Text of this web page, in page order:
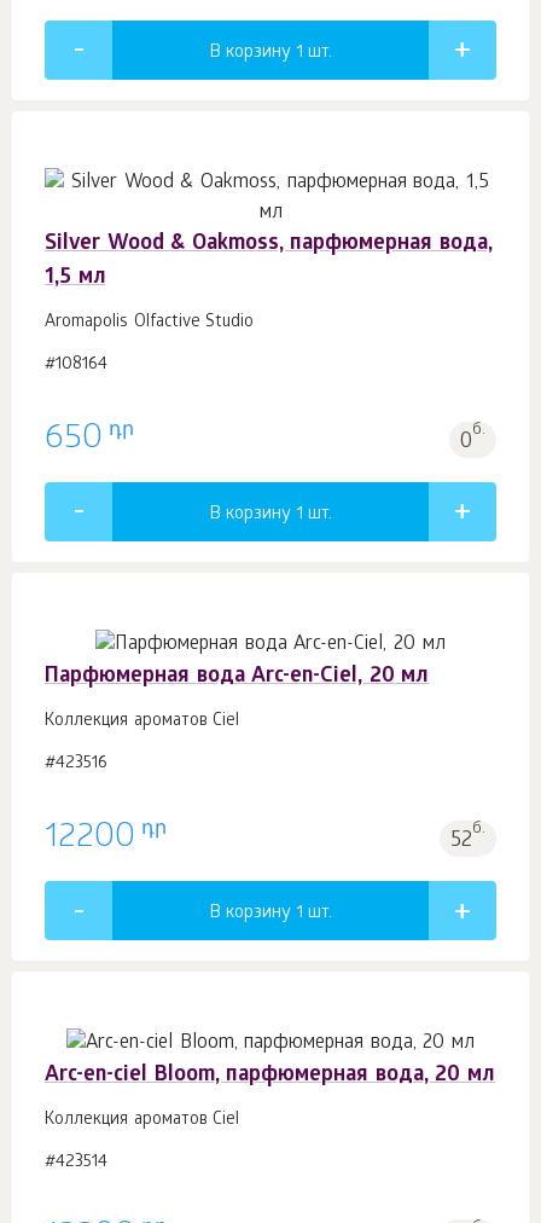
В корзину 1 шт.
Silver Wood & Oakmoss, парфюмерная вода,
1,5 мл
Aromapolis Olfactive Studio
#108164
650 դր 0б.
В корзину 1 шт.
Парфюмерная вода Arc-en-Ciel, 20 мл
Коллекция ароматов Ciel
#423516
12200 դր 52б.
В корзину 1 шт.
Arc-en-ciel Bloom, парфюмерная вода, 20 мл
Коллекция ароматов Ciel
#423514